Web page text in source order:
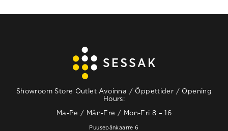
Showroom Store Outlet Avoinna / Öppettider / Opening
Hours:
Ma-Pe / Mån-Fre / Mon-Fri 8 – 16
Puusepänkaarre 6